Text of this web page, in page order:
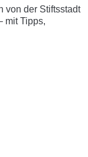
von der Stiftsstadt
mit Tipps,